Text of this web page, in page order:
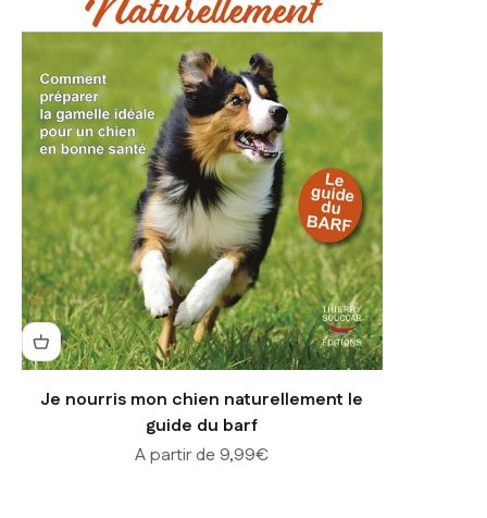
Je nourris mon chien naturellement le
guide du barf
Prix de vente
A partir de 9,99€